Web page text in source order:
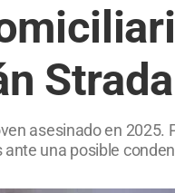
Strada
asesinado en
una posible